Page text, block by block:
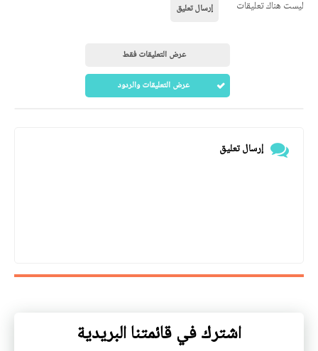
ليست هناك تعليقات إرسال تعليق
عرض التعليقات فقط
عرض التعليقات والردود
إرسال تعليق
اشترك في قائمتنا البريدية